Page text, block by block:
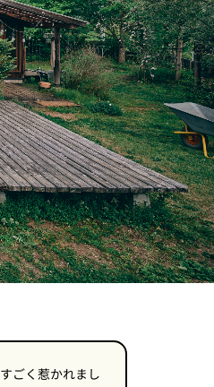
ごく惹かれまし